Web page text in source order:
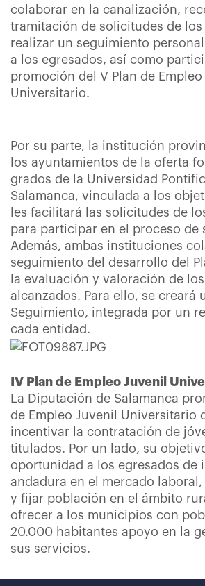
colaborar en la canalización,
tramitación de solicitudes de los
realizar un seguimiento
a los egresados, así como
promoción del V Plan de Empleo
Universitario.
Por su parte, la institución
los ayuntamientos de la oferta
grados de la Universidad
Salamanca, vinculada a los
les facilitará las solicitudes de
para participar en el proceso de
Además, ambas instituciones
seguimiento del desarrollo del
la evaluación y valoración de
alcanzados. Para ello, se creará
Seguimiento, integrada por un
cada entidad.
IV Plan de Empleo Juvenil
La Diputación de Salamanca
de Empleo Juvenil Universitario
incentivar la contratación de
titulados. Por un lado, su
oportunidad a los egresados de
andadura en el mercado
y fijar población en el ámbito
ofrecer a los municipios con
20.000 habitantes apoyo en la
sus servicios.